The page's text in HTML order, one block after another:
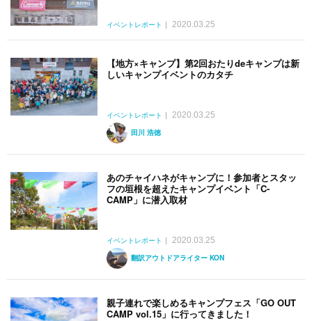
イベントレポート 2020.03.25
【地方×キャンプ】第2回おたりdeキャンプは新
しいキャンプイベントのカタチ
イベントレポート
2020.03.25
田川 浩徳
あのチャイハネがキャンプに！参加者とスタッ
フの垣根を超えたキャンプイベント「C-
CAMP」に潜入取材
イベントレポート
2020.03.25
翻訳アウトドアライター KON
親子連れで楽しめるキャンプフェス「GO OUT
CAMP vol.15」に行ってきました！